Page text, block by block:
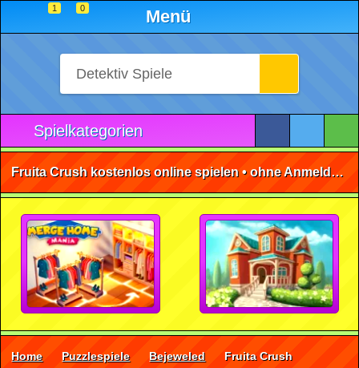
1 0 Menü
Spielkategorien
Fruita Crush kostenlos online spielen • ohne Anmeldung 🕹️
Home Puzzlespiele Bejeweled Fruita Crush